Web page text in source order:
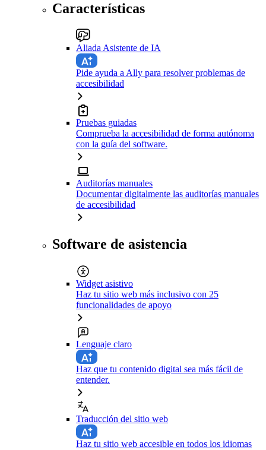
Características
Aliada Asistente de IA
Pide ayuda a Ally para resolver problemas de
accesibilidad
Pruebas guiadas
Comprueba la accesibilidad de forma autónoma
con la guía del software.
Auditorías manuales
Documentar digitalmente las auditorías manuales
de accesibilidad
Software de asistencia
Widget asistivo
Haz tu sitio web más inclusivo con 25
funcionalidades de apoyo
Lenguaje claro
Haz que tu contenido digital sea más fácil de
entender.
Traducción del sitio web
Haz tu sitio web accesible en todos los idiomas